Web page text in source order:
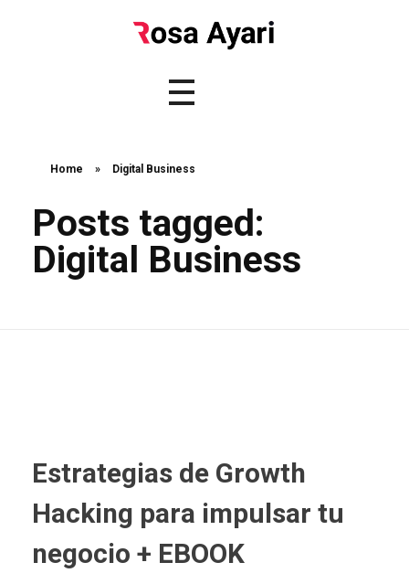
Home » Digital Business
Posts tagged:
Digital Business
Estrategias de Growth
Hacking para impulsar tu
negocio + EBOOK